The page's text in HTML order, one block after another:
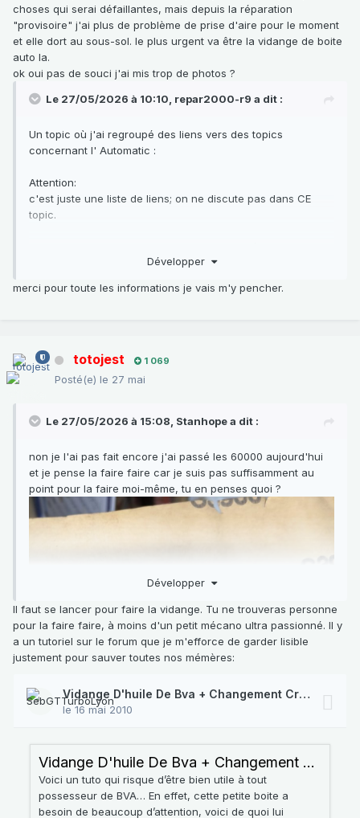
de les alléger au maximum.
choses qui serai défaillantes, mais depuis la réparation
"provisoire" j'ai plus de problème de prise d'aire pour le moment
et elle dort au sous-sol. le plus urgent va être la vidange de boite
auto la.
ok oui pas de souci j'ai mis trop de photos ?
Le 27/05/2026 à 10:10, repar2000-r9 a dit :
Un topic où j'ai regroupé des liens vers des topics
concernant l' Automatic :
Attention:
c'est juste une liste de liens; on ne discute pas dans CE
topic.
et présentations ) qui n'y sont pas, afin que je les ajoute
car le topic est archivé mais je pourrai demander un accès
pour le mettre à jour quand j'aurai reçu suffisamment de
Développer
merci pour toute les informations je vais m'y pencher.
totojest 1 069
Posté(e) le 27 mai
Le 27/05/2026 à 15:08, Stanhopea dit :
non je l'ai pas fait encore j'ai passé les 60000 aujourd'hui
et je pense la faire faire car je suis pas suffisamment au
point pour la faire moi-même, tu en penses quoi ?
Développer
Il faut se lancer pour faire la vidange. Tu ne trouveras personne
pour la faire faire, à moins d'un petit mécano ultra passionné. Il y
a un tutoriel sur le forum que je m'efforce de garder lisible
justement pour sauver toutes nos mémères: